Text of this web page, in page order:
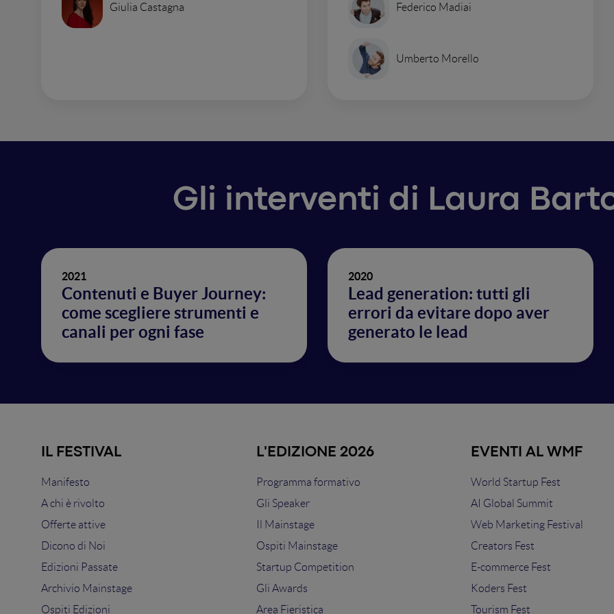
Giulia Castagna Federico Madiai
Umberto Morello
Gli interventi di Laura
2021
Contenuti e Buyer Journey:
come scegliere strumenti e
canali per ogni fase
2020
Lead generation: tutti gli
errori da evitare dopo aver
generato le lead
IL FESTIVAL
Manifesto
A chi è rivolto
Offerte attive
Dicono di Noi
Edizioni Passate
Archivio Mainstage
Ospiti Edizioni
L'EDIZIONE 2026
Programma formativo
Gli Speaker
Il Mainstage
Ospiti Mainstage
Startup Competition
Gli Awards
Area Fieristica
EVENTI AL WMF
World Startup Fest
AI Global Summit
Web Marketing Festival
Creators Fest
E-commerce Fest
Koders Fest
Tourism Fest